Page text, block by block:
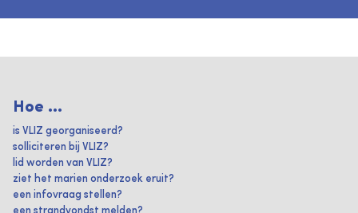
Hoe ...
is VLIZ georganiseerd?
solliciteren bij VLIZ?
lid worden van VLIZ?
ziet het marien onderzoek eruit?
een infovraag stellen?